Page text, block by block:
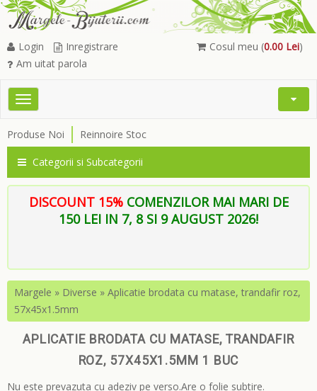
Cosul meu (0.00 Lei)
Login
Inregistrare
Am uitat parola
Toggle
Open
Produse Noi Reinnoire Stoc
Categorii si Subcategorii
DISCOUNT 15% COMENZILOR MAI MARI DE
150 LEI IN 7, 8 SI 9 AUGUST 2026!
Margele » Diverse » Aplicatie brodata cu matase, trandafir roz,
57x45x1.5mm
APLICATIE BRODATA CU MATASE, TRANDAFIR
ROZ, 57X45X1.5MM 1 BUC
Nu este prevazuta cu adeziv pe verso.Are o folie subtire.